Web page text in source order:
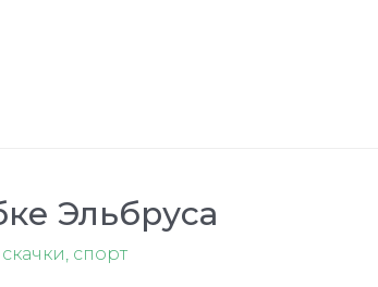
Эльбруса
скачки спорт